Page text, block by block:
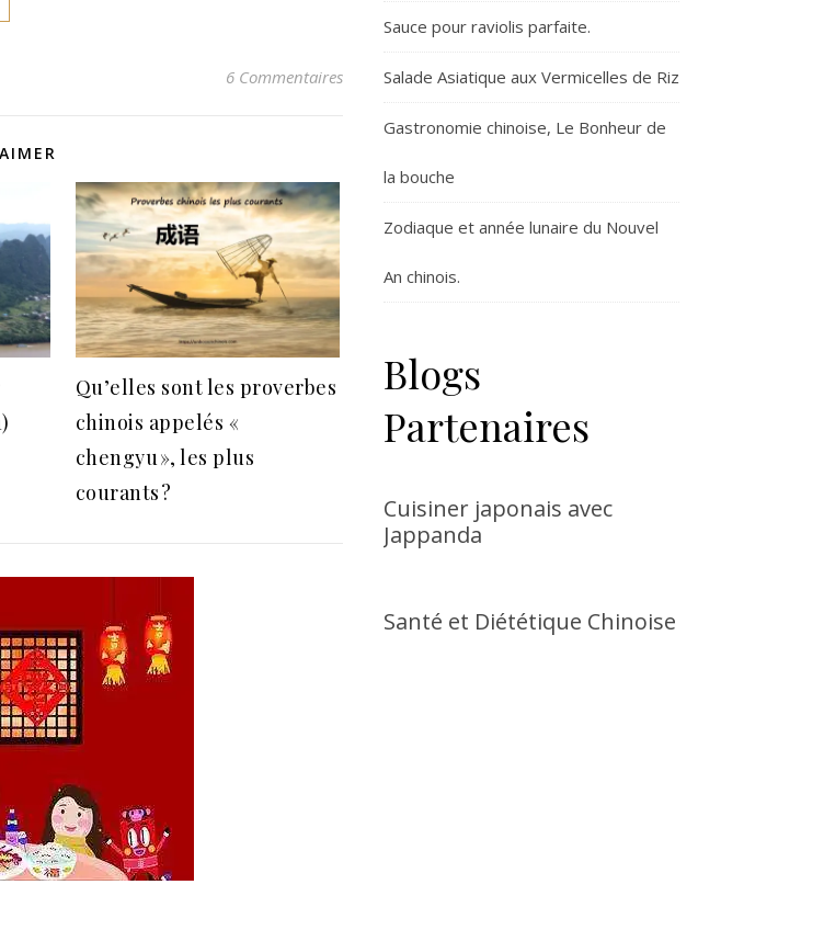
6 Commentaires
Qu’elles sont les proverbes
chinois appelés «
chengyu », les plus
courants ?
Sauce pour raviolis parfaite.
Salade Asiatique aux Vermicelles de Riz
Gastronomie chinoise, Le Bonheur de
la bouche
Zodiaque et année lunaire du Nouvel
An chinois.
Blogs
Partenaires
Cuisiner japonais avec
Jappanda
Santé et Diététique Chinoise